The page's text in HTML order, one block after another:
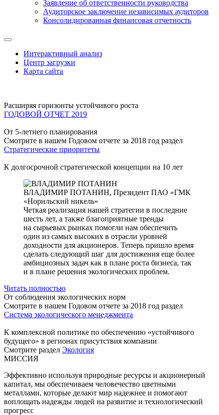
Заявление об ответственности руководства
Аудиторское заключение независимых аудиторов
Консолидированная финансовая отчетность
Интерактивный анализ
Центр загрузки
Карта сайта
Расширяя горизонты устойчивого роста
ГОДОВОЙ ОТЧЕТ 2019
От 5-летнего планирования
Смотрите в нашем Годовом отчете за 2018 год раздел
Стратегические приоритеты
К долгосрочной стратегической концепции на 10 лет
ВЛАДИМИР ПОТАНИН, Президент ПАО «ГМК
«Норильский никель»
Четкая реализация нашей стратегии в последние
шесть лет, а также благоприятные тренды
на сырьевых рынках помогли нам обеспечить
один из самых высоких в отрасли уровней
доходности для акционеров. Теперь пришло время
сделать следующий шаг для достижения еще более
амбициозных задач как в плане роста бизнеса, так
и в плане решения экологических проблем.
Читать полностью
От соблюдения экологических норм
Смотрите в нашем Годовом отчете за 2018 год раздел
Система экологического менеджмента
К комплексной политике по обеспечению «устойчивого
будущего» в регионах присутствия компании
Смотрите раздел Экология
МИССИЯ
Эффективно используя природные ресурсы и акционерный
капитал, мы обеспечиваем человечество цветными
металлами, которые делают мир надежнее и помогают
воплощать надежды людей на развитие и технологический
прогресс